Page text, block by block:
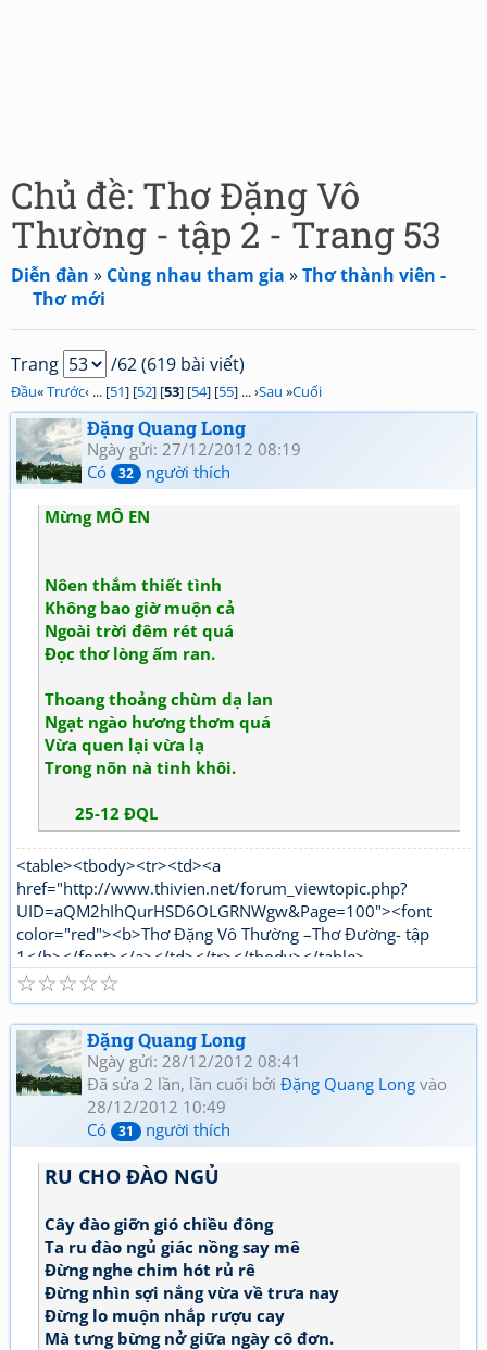
Chủ đề: Thơ Đặng Vô
Thường - tập 2 - Trang 53
Diễn đàn » Cùng nhau tham gia »Thơ thành viên -
Thơ mới
Trang /62 (619 bài viết)
Đầu«Trước‹ ... [51] [52] [53] [54] [55] ... ›Sau »Cuối
Đặng Quang Long
Ngày gửi: 27/12/2012 08:19
Có
32 người thích
Mừng MÔ EN
Nôen thắm thiết tình
Không bao giờ muộn cả
Ngoài trời đêm rét quá
Đọc thơ lòng ấm ran.
Thoang thoảng chùm dạ lan
Ngạt ngào hương thơm quá
Vừa quen lại vừa lạ
Trong nõn nà tinh khôi.
25-12 ĐQL
<table><tbody><tr><td><a
href="http://www.thivien.net/forum_viewtopic.php?
UID=aQM2hIhQurHSD6OLGRNWgw&Page=100"><font
color="red"><b>Thơ Đặng Vô Thường –Thơ Đường- tập
1</b></font></a></td></tr></tbody></table>
<table><tbody><tr><td><a
href="http://www.thivien.net/forum_viewtopic.php?
UID=1nPi_YLwNjj6jqJJ5OtTPg"><font color="red"><b>Thơ
Đặng Vô Thường Thơ mới - tập 1</b></font></a></td></tr>
</tbody></table>
☆
☆
☆
☆
☆
Đặng Quang Long
Ngày gửi: 28/12/2012 08:41
Đã sửa 2 lần, lần cuối bởi Đặng Quang Long vào
28/12/2012 10:49
Có
31 người thích
RU CHO ĐÀO NGỦ
Cây đào giỡn gió chiều đông
Ta ru đào ngủ giác nồng say mê
Đừng nghe chim hót rủ rê
Đừng nhìn sợi nắng vừa về trưa nay
Đừng lo muộn nhắp rượu cay
Mà tưng bừng nở giữa ngày cô đơn.